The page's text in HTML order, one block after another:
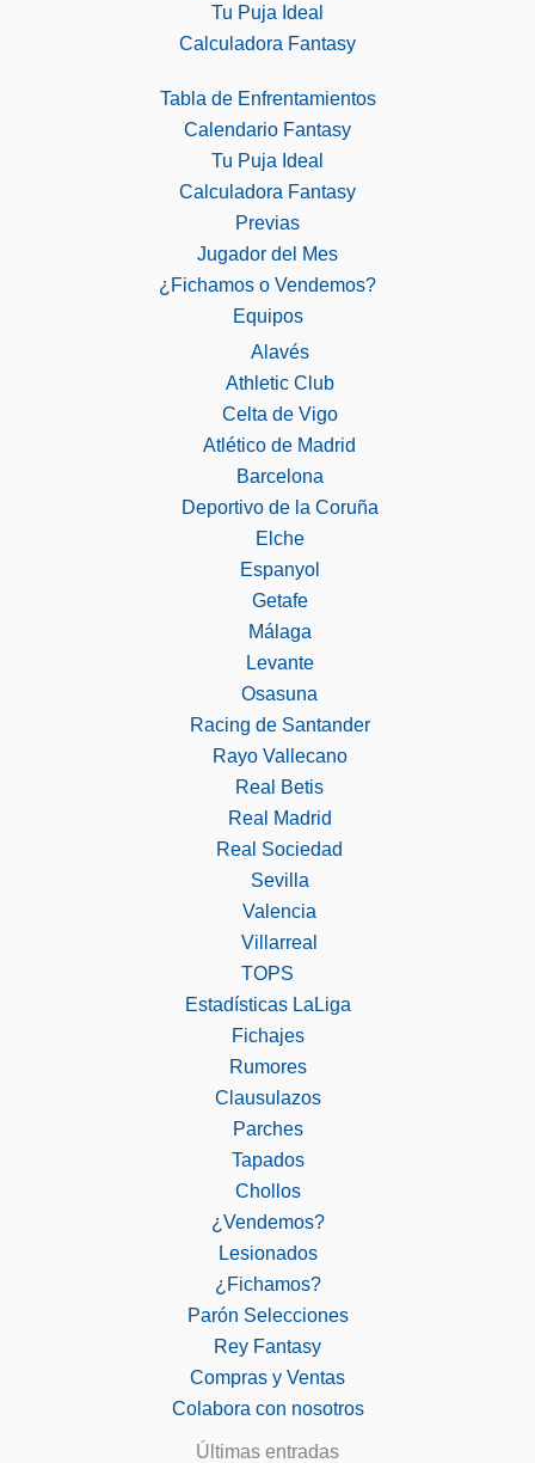
Tu Puja Ideal
Calculadora Fantasy
Tabla de Enfrentamientos
Calendario Fantasy
Tu Puja Ideal
Calculadora Fantasy
Previas
Jugador del Mes
¿Fichamos o Vendemos?
Equipos
Alavés
Athletic Club
Celta de Vigo
Atlético de Madrid
Barcelona
Deportivo de la Coruña
Elche
Espanyol
Getafe
Málaga
Levante
Osasuna
Racing de Santander
Rayo Vallecano
Real Betis
Real Madrid
Real Sociedad
Sevilla
Valencia
Villarreal
TOPS
Estadísticas LaLiga
Fichajes
Rumores
Clausulazos
Parches
Tapados
Chollos
¿Vendemos?
Lesionados
¿Fichamos?
Parón Selecciones
Rey Fantasy
Compras y Ventas
Colabora con nosotros
Últimas entradas